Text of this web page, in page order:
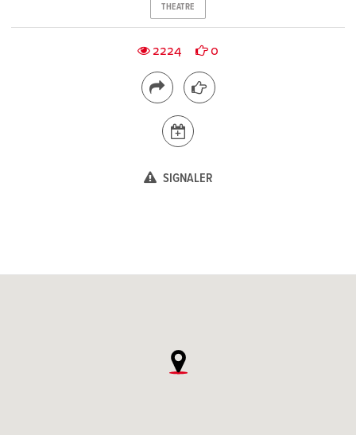
THEATRE
2224 0
SIGNALER